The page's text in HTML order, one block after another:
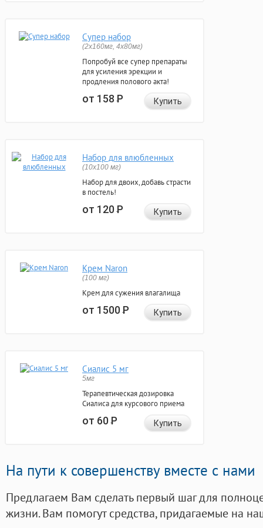
Супер набор
(2х160мг, 4х80мг)
Попробуй все супер препараты
для усиления эрекции и
продления полового акта!
от 158Р Купить
Набор для влюбленных
(10х100 мг)
Набор для двоих, добавь страсти
в постель!
от 120Р Купить
Крем Naron
(100 мг)
Крем для сужения влагалища
от 1500Р Купить
Сиалис 5 мг
5мг
Терапевтическая дозировка
Сиалиса для курсового приема
от 60Р Купить
На пути к совершенству вместе с нами
Предлагаем Вам сделать первый шаг для
жизни. Вам помогут средства, придагаемые на